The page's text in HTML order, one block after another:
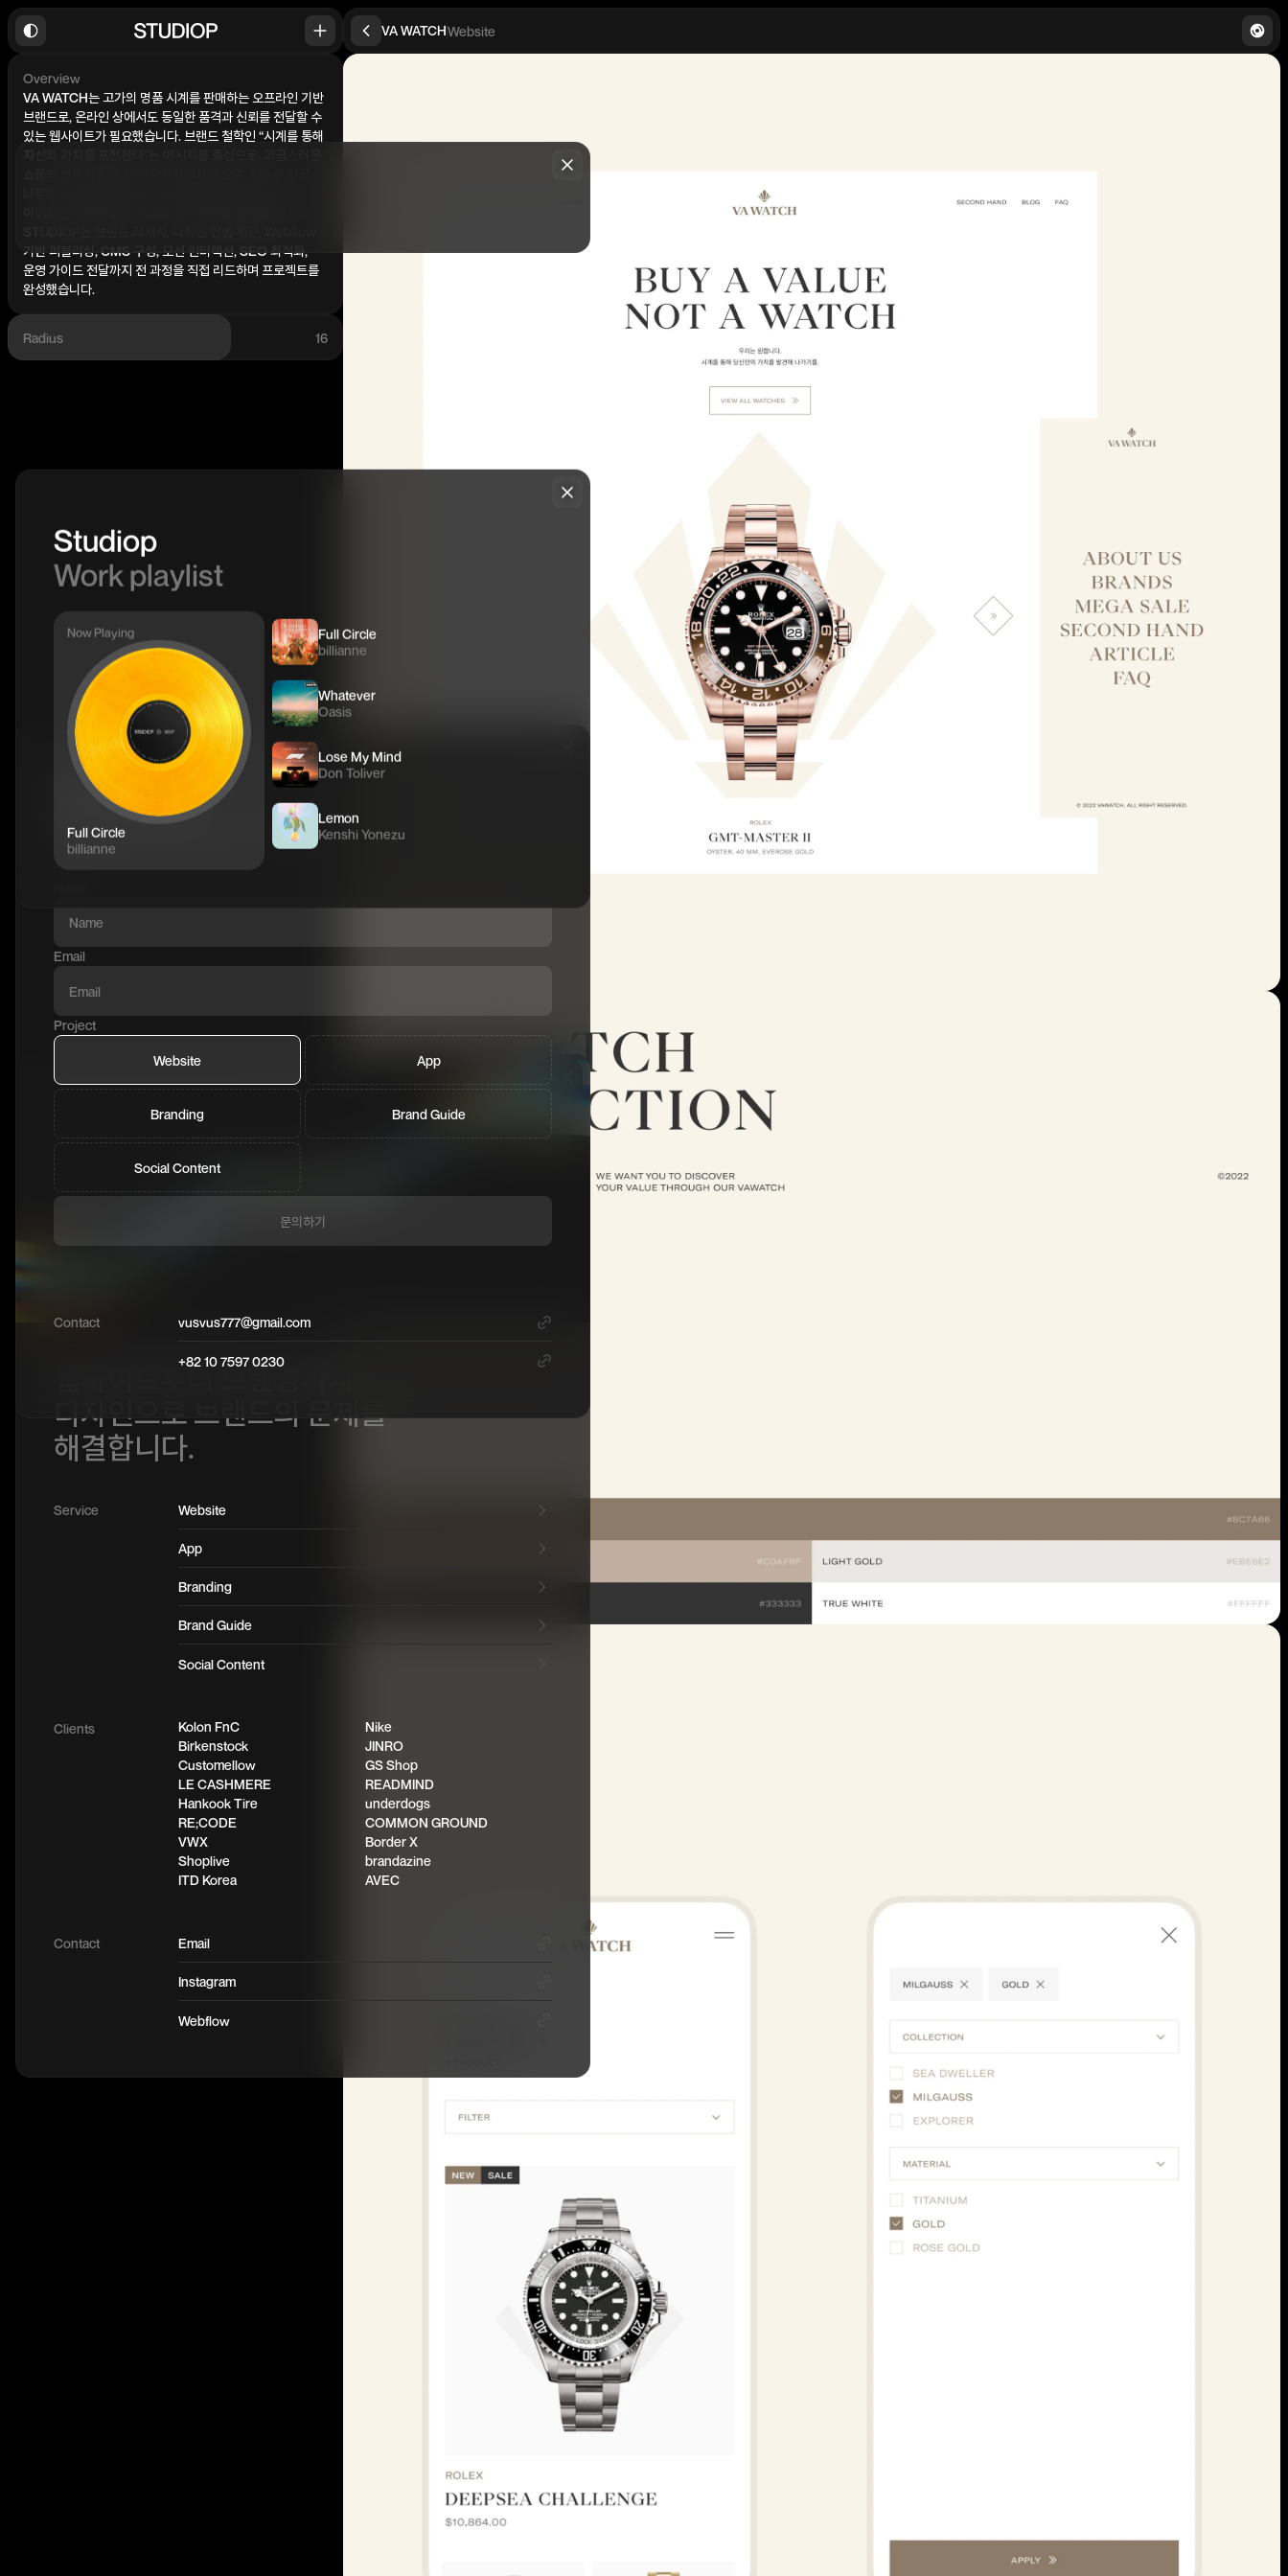
Overview
VA WATCH는 고가의 명품 시계를 판매하는 오프라인 기반
브랜드로, 온라인 상에서도 동일한 품격과 신뢰를 전달할 수
있는 웹사이트가 필요했습니다. 브랜드 철학인 “시계를 통해
기반 퍼블리싱, CMS 구성, 모션 인터랙션, SEO 최적화,
운영 가이드 전달까지 전 과정을 직접 리드하며 프로젝트를
완성했습니다.
Radius 16
웹사이트부터 브랜딩까지
디자인으로 브랜드의 문제를
해결합니다.
Service Website
App
Branding
Brand Guide
Social Content
Clients
Kolon FnC
Birkenstock
Customellow
LE CASHMERE
Hankook Tire
RE;CODE
VWX
Shoplive
ITD Korea
Nike
JINRO
GS Shop
READMIND
underdogs
COMMON GROUND
Border X
brandazine
AVEC
Contact Email
Instagram
Webflow
어떤 문제를
해결하고 싶으신가요?
Email
Project
Website App
Branding Brand Guide
Social Content
문의하기
Contact vusvus777@gmail.com
+82 10 7597 0230
Studiop
Work playlist
Now Playing
Full Circle
billianne
Full Circle
billianne
Whatever
Oasis
Lose My Mind
Don Toliver
Lemon
Kenshi Yonezu
VA WATCHWebsite